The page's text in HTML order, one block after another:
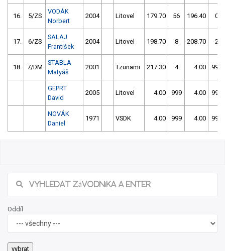
16. 5/ZS
VODÁK
Norbert
2004 Litovel 179.70 56 196.40 0
17. 6/ZS
SALAJ
František
2004 Litovel 198.70 8 208.70 2
18. 7/DM
STABLA
Matyáš
2001 Tzunami 217.30 4 4.00 999
GEPRT
David
2005 Litovel 4.00 999 4.00 999
NOVÁK
Daniel
1971 VSDK 4.00 999 4.00 999
Oddíl